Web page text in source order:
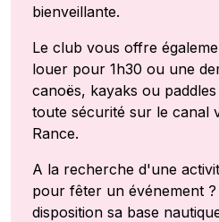
bienveillante.
Le club vous offre
louer pour 1h30 ou une
canoës, kayaks ou
toute sécurité sur le canal
Rance.
A la recherche d'une
pour fêter un événement ?
disposition sa base